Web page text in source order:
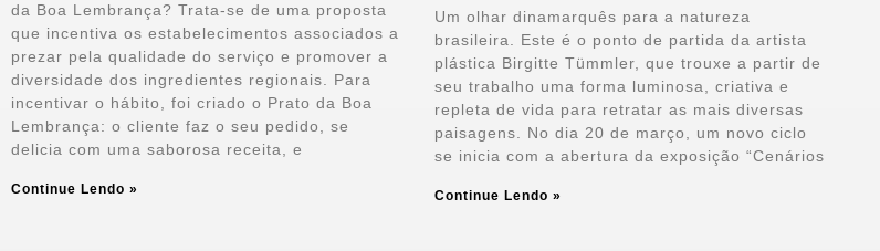
da Boa Lembrança? Trata-se de uma proposta
que incentiva os estabelecimentos associados a
prezar pela qualidade do serviço e promover a
diversidade dos ingredientes regionais. Para
incentivar o hábito, foi criado o Prato da Boa
Lembrança: o cliente faz o seu pedido, se
delicia com uma saborosa receita, e
Continue Lendo »
Um olhar dinamarquês para a natureza
brasileira. Este é o ponto de partida da artista
plástica Birgitte Tümmler, que trouxe a partir de
seu trabalho uma forma luminosa, criativa e
repleta de vida para retratar as mais diversas
paisagens. No dia 20 de março, um novo ciclo
se inicia com a abertura da exposição “Cenários
Continue Lendo »